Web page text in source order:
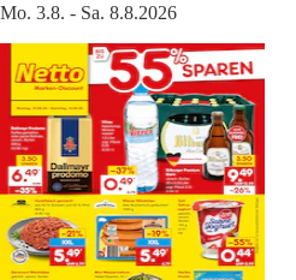
Mo. 3.8. - Sa. 8.8.2026